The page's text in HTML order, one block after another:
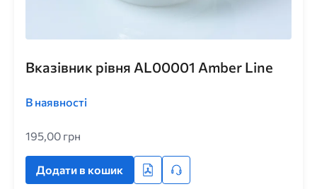
Вказівник рівня AL00001 Amber Line
В наявності
195,00 грн
Додати в кошик